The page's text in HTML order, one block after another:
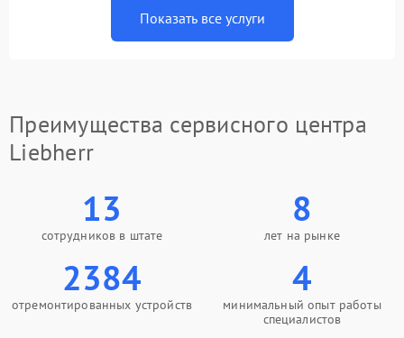
Показать все услуги
Преимущества сервисного центра
Liebherr
13
сотрудников в штате
8
лет на рынке
2384
отремонтированных устройств
4
минимальный опыт работы
специалистов